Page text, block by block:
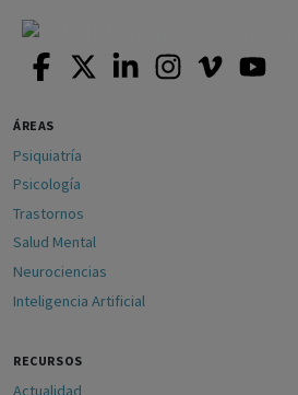
ÁREAS
Psiquiatría
Psicología
Trastornos
Salud Mental
Neurociencias
Inteligencia Artificial
RECURSOS
Actualidad